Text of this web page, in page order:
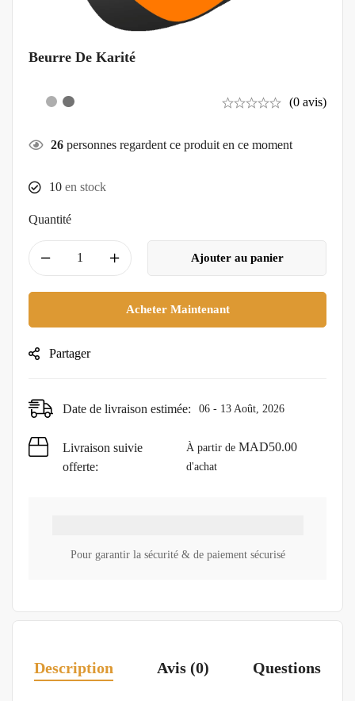
Beurre De Karité
(0 avis)
26 personnes regardent ce produit en ce moment
10 en stock
Quantité
Ajouter au panier
Acheter Maintenant
Partager
Date de livraison estimée: 06 - 13 Août, 2026
Livraison suivie
offerte:
À partir de MAD50.00
d'achat
Pour garantir la sécurité & de paiement sécurisé
Description Avis (0) Questions